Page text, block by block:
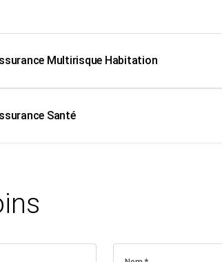
Multirisque Habitation
Santé